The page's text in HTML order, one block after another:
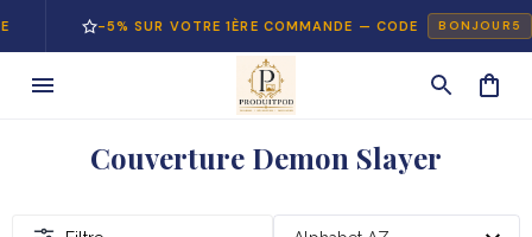
-5% SUR VOTRE 1ÈRE COMMANDE — CODE BONJOUR5
Couverture Demon Slayer